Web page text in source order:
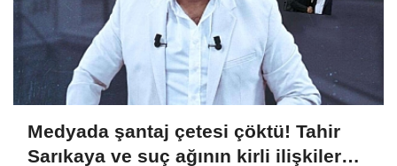
Medyada şantaj çetesi çöktü! Tahir
Sarıkaya ve suç ağının kirli ilişkiler